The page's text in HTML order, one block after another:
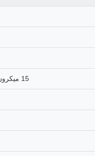
15 ميكرون، 18 ميكرون، 20 ميكرون، 23 ميكرون، 25 ميكرون